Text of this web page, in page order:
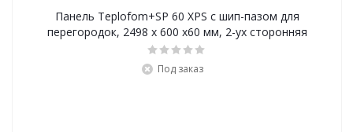
Панель Teplofom+SP 60 XPS с шип-пазом для
перегородок, 2498 х 600 х60 мм, 2-ух сторонняя
Под заказ